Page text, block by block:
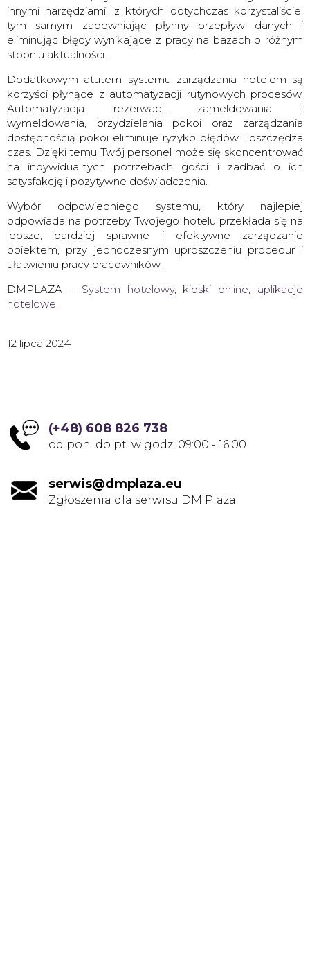
innymi narzędziami, z których dotychczas korzystaliście,
tym samym zapewniając płynny przepływ danych i
eliminując błędy wynikające z pracy na bazach o różnym
stopniu aktualności.
Dodatkowym atutem systemu zarządzania hotelem są
korzyści płynące z automatyzacji rutynowych procesów.
Automatyzacja rezerwacji, zameldowania i
wymeldowania, przydzielania pokoi oraz zarządzania
dostępnością pokoi eliminuje ryzyko błędów i oszczędza
czas. Dzięki temu Twój personel może się skoncentrować
na indywidualnych potrzebach gości i zadbać o ich
satysfakcję i pozytywne doświadczenia.
Wybór odpowiedniego systemu, który najlepiej
odpowiada na potrzeby Twojego hotelu przekłada się na
lepsze, bardziej sprawne i efektywne zarządzanie
obiektem, przy jednoczesnym uproszczeniu procedur i
ułatwieniu pracy pracowników.
DMPLAZA – System hotelowy, kioski online, aplikacje
hotelowe.
12 lipca 2024
(+48) 608 826 738
od pon. do pt. w godz. 09:00 - 16:00
serwis@dmplaza.eu
Zgłoszenia dla serwisu DM Plaza